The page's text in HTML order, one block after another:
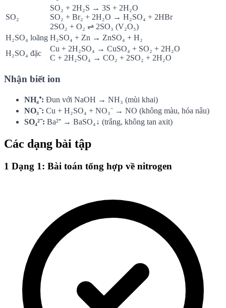
SO₂
SO₂ + 2H₂S → 3S + 2H₂O
SO₂ + Br₂ + 2H₂O → H₂SO₄ + 2HBr
2SO₂ + O₂ ⇌ 2SO₃ (V₂O₅)
H₂SO₄ loãng H₂SO₄ + Zn → ZnSO₄ + H₂
H₂SO₄ đặc
Cu + 2H₂SO₄ → CuSO₄ + SO₂ + 2H₂O
C + 2H₂SO₄ → CO₂ + 2SO₂ + 2H₂O
Nhận biết ion
NH₄⁺: Đun với NaOH → NH₃ (mùi khai)
NO₃⁻: Cu + H₂SO₄ + NO₃⁻ → NO (không màu, hóa nâu)
SO₄²⁻: Ba²⁺ → BaSO₄↓ (trắng, không tan axit)
Các dạng bài tập
1 Dạng 1: Bài toán tổng hợp về nitrogen